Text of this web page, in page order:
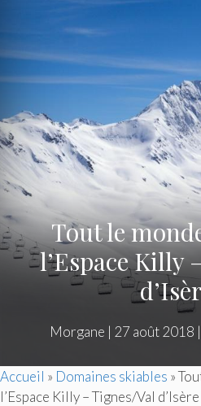
Tout le
l’Espace Killy
Morgane | 27 août 2018 |
Accueil » Domaines skiables »
l’Espace Killy – Tignes/Val d’Isère